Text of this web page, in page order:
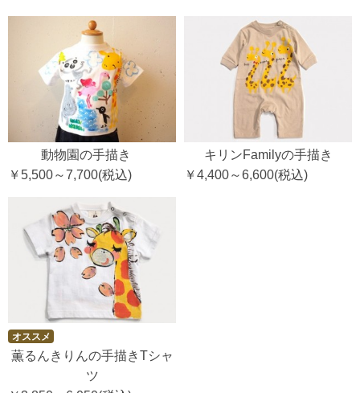
動物園の手描き
￥5,500～7,700(税込)
キリンFamilyの手描き
￥4,400～6,600(税込)
オススメ
薫るんきりんの手描きTシャ
ツ